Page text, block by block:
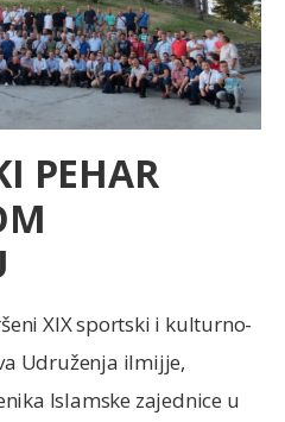
PEHAR
XIX sportski i kulturno-
Udruženja ilmijje,
Islamske zajednice u